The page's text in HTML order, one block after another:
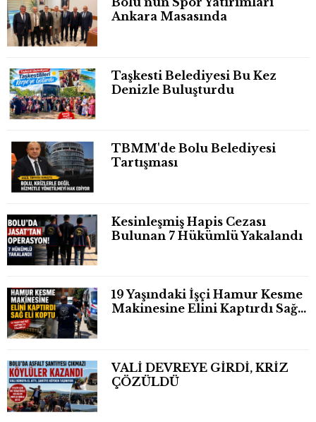
Ankara Masasında
Taşkesti Belediyesi Bu Kez
Denizle Buluşturdu
TBMM'de Bolu Belediyesi
Tartışması
Kesinleşmiş Hapis Cezası
Bulunan 7 Hükümlü Yakalandı
19 Yaşındaki İşçi Hamur Kesme
Makinesine Elini Kaptırdı Sağ
VALİ DEVREYE GİRDİ, KRİZ
ÇÖZÜLDÜ